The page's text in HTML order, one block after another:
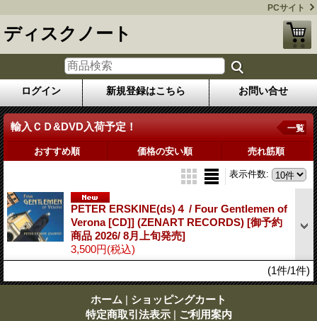
PCサイト
ディスクノート
ログイン 新規登録はこちら お問い合せ
輸入ＣＤ&DVD入荷予定！ 一覧
おすすめ順 価格の安い順 売れ筋順
表示件数:
PETER ERSKINE(ds)４ / Four Gentlemen of
Verona [CD]] (ZENART RECORDS) [御予約
商品 2026/ 8月上旬発売]
3,500円(税込)
(1件/1件)
ホーム | ショッピングカート
特定商取引法表示 | ご利用案内